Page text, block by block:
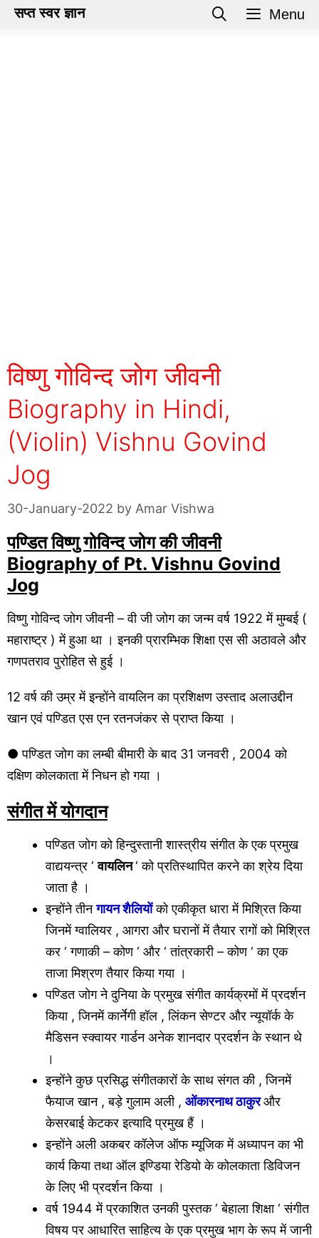
Skipसप्त स्वर ज्ञान Menu
विष्णु गोविन्द जोग जीवनी
Biography in Hindi,
(Violin) Vishnu Govind
Jog
30-January-2022 by Amar Vishwa
पण्डित विष्णु गोविन्द जोग की जीवनी
Biography of Pt. Vishnu Govind
Jog
विष्णु गोविन्द जोग जीवनी – वी जी जोग का जन्म वर्ष 1922 में मुम्बई (
महाराष्ट्र ) में हुआ था । इनकी प्रारम्भिक शिक्षा एस सी अठावले और
गणपतराव पुरोहित से हुई ।
12 वर्ष की उम्र में इन्होंने वायलिन का प्रशिक्षण उस्ताद अलाउद्दीन
खान एवं पण्डित एस एन रतनजंकर से प्राप्त किया ।
● पण्डित जोग का लम्बी बीमारी के बाद 31 जनवरी , 2004 को
दक्षिण कोलकाता में निधन हो गया ।
संगीत में योगदान
पण्डित जोग को हिन्दुस्तानी शास्त्रीय संगीत के एक प्रमुख
वाद्ययन्त्र ‘वायलिन‘ को प्रतिस्थापित करने का श्रेय दिया
जाता है ।
इन्होंने तीनगायन शैलियोंको एकीकृत धारा में मिश्रित किया
जिनमें ग्वालियर , आगरा और घरानों में तैयार रागों को मिश्रित
कर ‘ गणाकी – कोण ‘ और ‘ तांत्रकारी – कोण ‘ का एक
ताजा मिश्रण तैयार किया गया ।
पण्डित जोग ने दुनिया के प्रमुख संगीत कार्यक्रमों में प्रदर्शन
किया , जिनमें कार्नेगी हॉल , लिंकन सेण्टर और न्यूयॉर्क के
मैडिसन स्क्वायर गार्डन अनेक शानदार प्रदर्शन के स्थान थे
।
इन्होंने कुछ प्रसिद्ध संगीतकारों के साथ संगत की , जिनमें
फैयाज खान , बड़े गुलाम अली , ओंकारनाथ ठाकुरऔर
केसरबाई केटकर इत्यादि प्रमुख हैं ।
इन्होंने अली अकबर कॉलेज ऑफ म्यूजिक में अध्यापन का भी
कार्य किया तथा ऑल इण्डिया रेडियो के कोलकाता डिविजन
के लिए भी प्रदर्शन किया ।
वर्ष 1944 में प्रकाशित उनकी पुस्तक ‘ बेहाला शिक्षा ‘ संगीत
विषय पर आधारित साहित्य के एक प्रमुख भाग के रूप में जानी